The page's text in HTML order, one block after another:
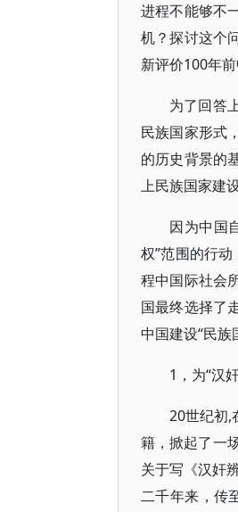
进程不能够不
机？探讨这个
新评价100年前
为了回答
民族国家形式
的历史背景的
上民族国家建
因为中国
权”范围的行
程中国际社会
国最终选择了
中国建设“民族
1，为“汉
20世纪初,
籍，掀起了一
关于写《汉奸
二千年来，传